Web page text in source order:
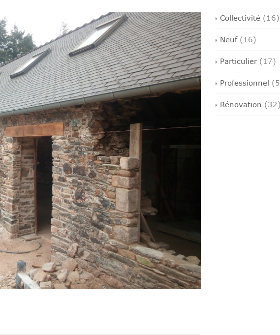
Collectivité (16)
Neuf(16)
Particulier(17)
Professionnel
Rénovation (32)